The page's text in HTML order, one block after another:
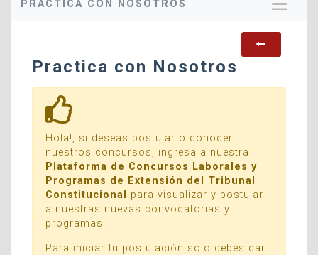
PRACTICA CON NOSOTROS
Practica con Nosotros
Hola!, si deseas postular o conocer
nuestros concursos, ingresa a nuestra
Plataforma de Concursos Laborales y
Programas de Extensión del Tribunal
Constitucional para visualizar y postular
a nuestras nuevas convocatorias y
programas.
Para iniciar tu postulación solo debes dar